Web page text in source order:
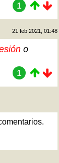
1
21 feb 2021, 01:48
o
1